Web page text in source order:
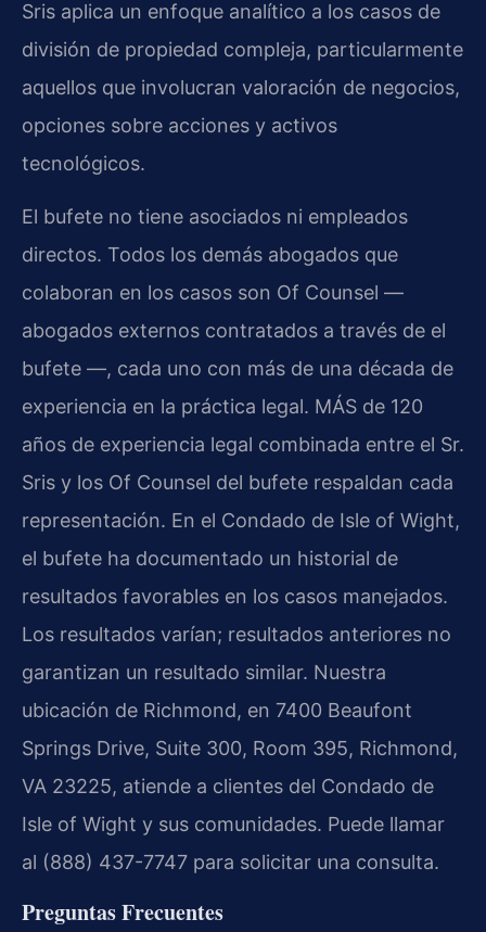
Sris aplica un enfoque analítico a los casos de
división de propiedad compleja, particularmente
aquellos que involucran valoración de negocios,
opciones sobre acciones y activos
tecnológicos.
El bufete no tiene asociados ni empleados
directos. Todos los demás abogados que
colaboran en los casos son Of Counsel —
abogados externos contratados a través de el
bufete —, cada uno con más de una década de
experiencia en la práctica legal. MÁS de 120
años de experiencia legal combinada entre el Sr.
Sris y los Of Counsel del bufete respaldan cada
representación. En el Condado de Isle of Wight,
el bufete ha documentado un historial de
resultados favorables en los casos manejados.
Los resultados varían; resultados anteriores no
garantizan un resultado similar. Nuestra
ubicación de Richmond, en 7400 Beaufont
Springs Drive, Suite 300, Room 395, Richmond,
VA 23225, atiende a clientes del Condado de
Isle of Wight y sus comunidades. Puede llamar
al (888) 437-7747 para solicitar una consulta.
Preguntas Frecuentes